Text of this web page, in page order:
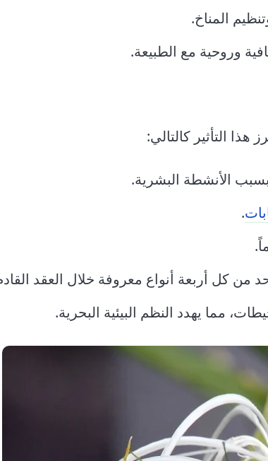
المناخ.
وروحية مع الطبيعة.
التأثير كالتالي:
الأنشطة البشرية.
.
كل أربعة أنواع معروفة خلال العقد
مما يهدد النظم البيئية البحرية.